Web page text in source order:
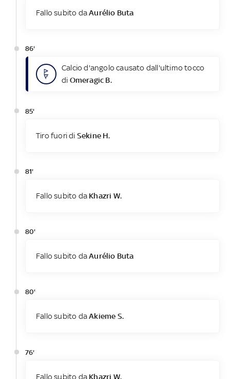
Fallo subito daAurélio Buta
86'
Calcio d'angolo causato dall'ultimo tocco
di Omeragic B.
85'
Tiro fuori di Sekine H.
81'
Fallo subito da Khazri W.
80'
Fallo subito daAurélio Buta
80'
Fallo subito daAkieme S.
76'
Fallo subito da Khazri W.